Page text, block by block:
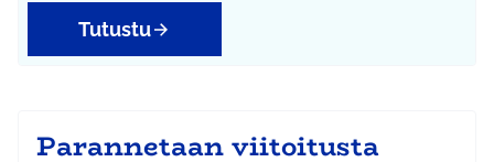
Tutustu
Parannetaan viitoitusta